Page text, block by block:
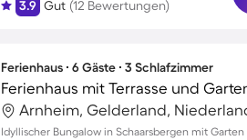
3.9 Gut (12 Bewertungen)
Ferienhaus ∙ 6 Gäste ∙ 3 Schlafzimmer
Arnheim, Gelderland,
Idyllischer Bungalow in Schaarsbergen mit